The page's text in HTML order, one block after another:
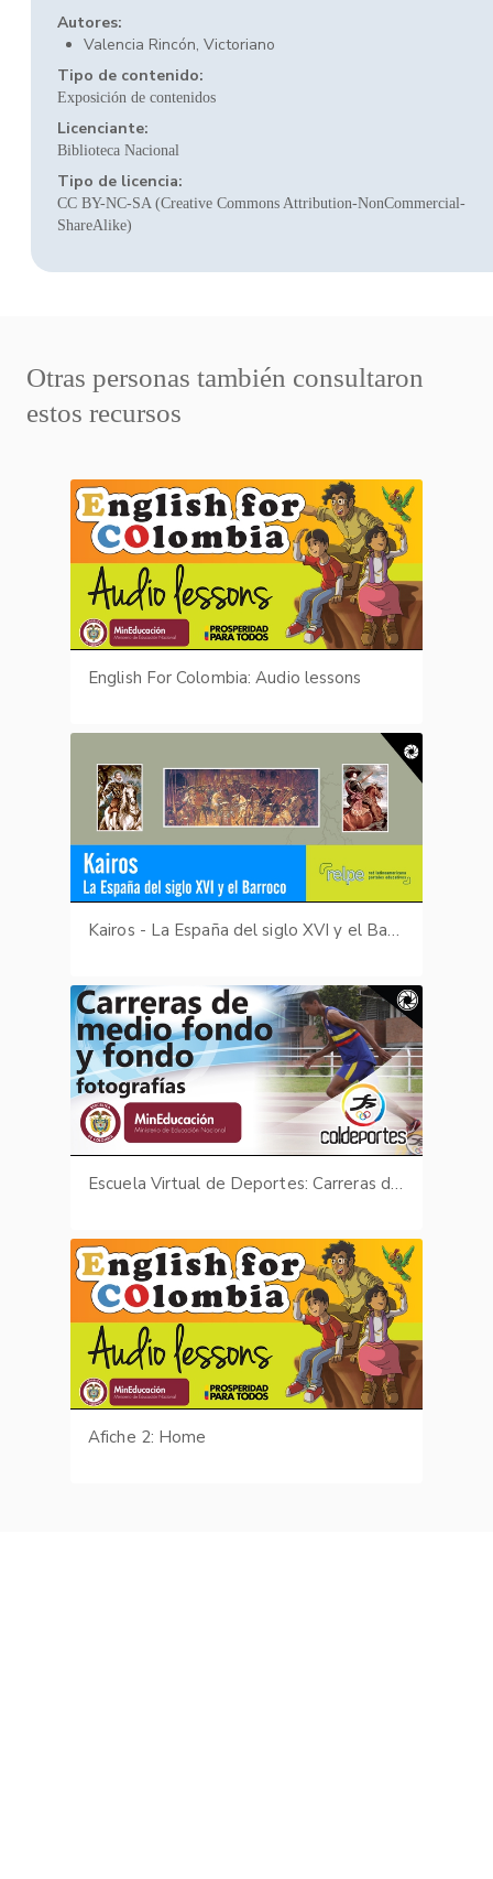
Autores:
Valencia Rincón, Victoriano
Tipo de contenido:
Exposición de contenidos
Licenciante:
Biblioteca Nacional
Tipo de licencia:
CC BY-NC-SA (Creative Commons Attribution-NonCommercial-
ShareAlike)
Otras personas también consultaron
estos recursos
English For Colombia: Audio lessons
Kairos - La España del siglo XVI y el Barroco
Escuela Virtual de Deportes: Carreras de medio fondo y fondo - fotografías
Afiche 2: Home